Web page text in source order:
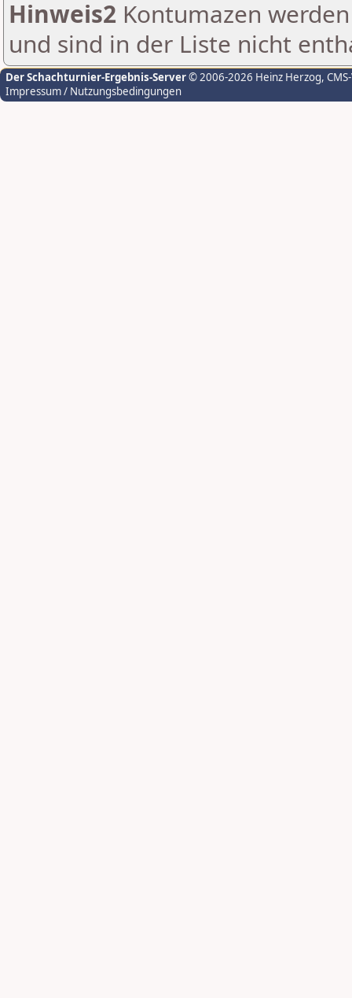
Hinweis2 Kontumazen
und sind in der Liste nicht
Der Schachturnier-Ergebnis-Server© 2006-2026 Heinz Herzog,
Impressum / Nutzungsbedingungen